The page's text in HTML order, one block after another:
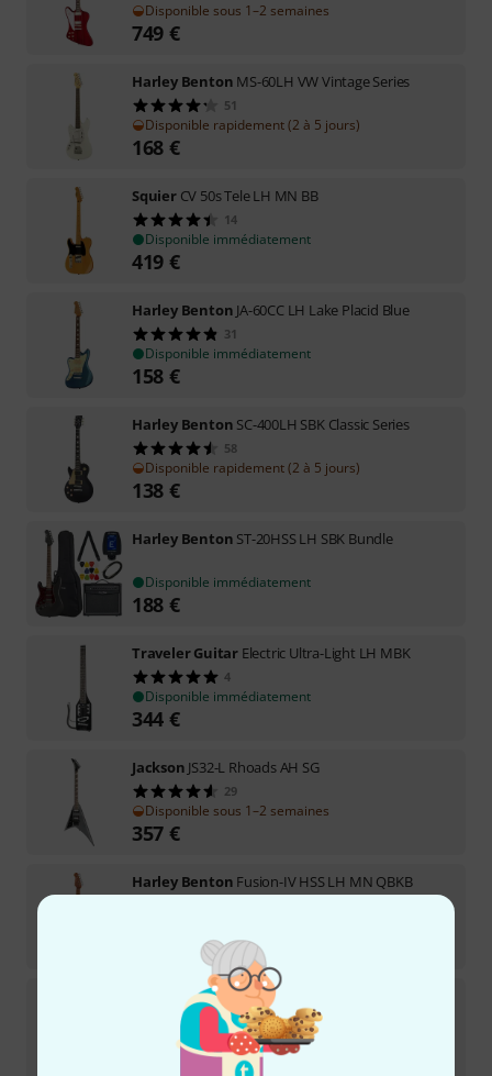
Disponible sous 1–2 semaines
749 €
Harley Benton MS-60LH VW Vintage Series
51
Disponible rapidement (2 à 5 jours)
168 €
Squier CV 50s Tele LH MN BB
14
Disponible immédiatement
419 €
Harley Benton JA-60CC LH Lake Placid Blue
31
Disponible immédiatement
158 €
Harley Benton SC-400LH SBK Classic Series
58
Disponible rapidement (2 à 5 jours)
138 €
Harley Benton ST-20HSS LH SBK Bundle
Disponible immédiatement
188 €
Traveler Guitar Electric Ultra-Light LH MBK
4
Disponible immédiatement
344 €
Jackson JS32-L Rhoads AH SG
29
Disponible sous 1–2 semaines
357 €
Harley Benton Fusion-IV HSS LH MN QBKB
Les Paul Standard 60s IT LH
4
Disponible immédiatement
€